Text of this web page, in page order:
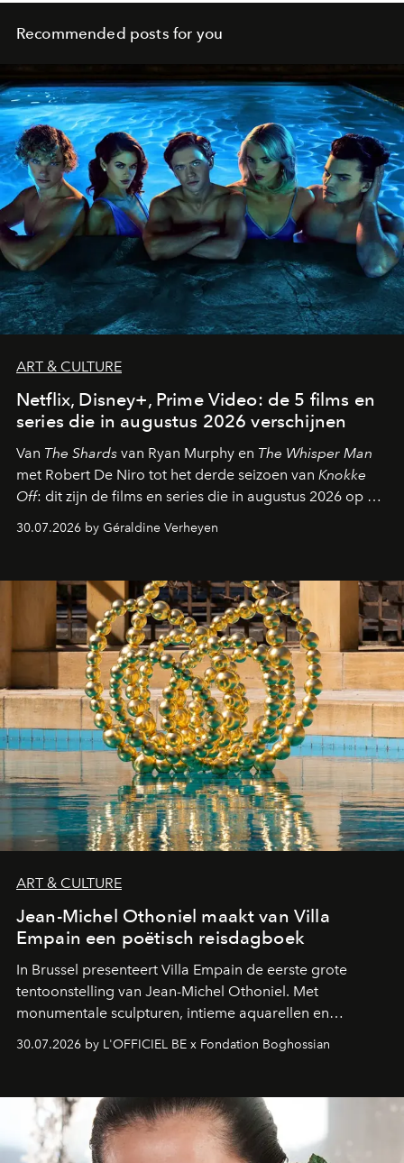
Recommended posts for you
ART & CULTURE
Netflix, Disney+, Prime Video: de 5 films en
series die in augustus 2026 verschijnen
Van The Shards van Ryan Murphy en The Whisper Man
met Robert De Niro tot het derde seizoen van Knokke
Off: dit zijn de films en series die in augustus 2026 op de
streamingplatformen verschijnen.
30.07.2026 by Géraldine Verheyen
ART & CULTURE
Jean-Michel Othoniel maakt van Villa
Empain een poëtisch reisdagboek
In Brussel presenteert Villa Empain de eerste grote
tentoonstelling van Jean-Michel Othoniel. Met
monumentale sculpturen, intieme aquarellen en
fonkelend Murano-glas creëert de Franse kunstenaar
een emotionele reis waarin elk werk de herinnering
moment van verwondering.
30.07.2026 by L'OFFICIEL BE x Fondation Boghossian